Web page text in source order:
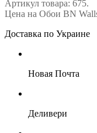
Артикул товара: 675.
Цена на Обои BN
Доставка по Украине
Новая Почта
Деливери